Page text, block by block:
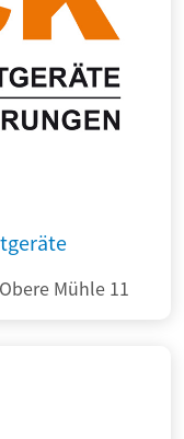
Mühle 11